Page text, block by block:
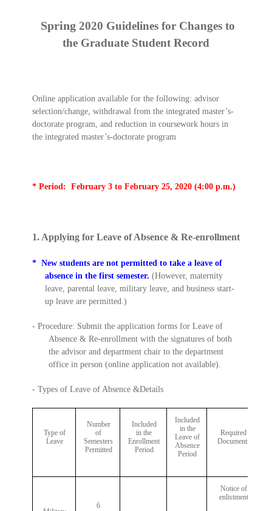
Spring2020 Guidelines for Changes to
the Graduate Student Record
Online application available for the following: advisor
selection/change, withdrawal from the integrated master’s-
doctorate program, and reduction in coursework hours in
the integrated master’s-doctorate program
* Period: February 3 to February 25, 2020 (4:00 p.m.)
1. Applying for Leave of Absence & Re-enrollment
* New students are not permitted to take a leave of
absence in the first semester. (However, maternity
leave, parental leave, military leave, and business start-
up leave are permitted.)
- Procedure: Submit the application forms for Leave of
Absence & Re-enrollment with the signatures of both
the advisor and department chair to the department
office in person (online application not available).
- Types of Leave of Absence &Details
Type of
Leave
Number
of
Semesters
Permitted
Included
in the
Enrollment
Period
Included
in the
Leave of
Absence
Period
Required
Documents
6
Notice of
enlistment